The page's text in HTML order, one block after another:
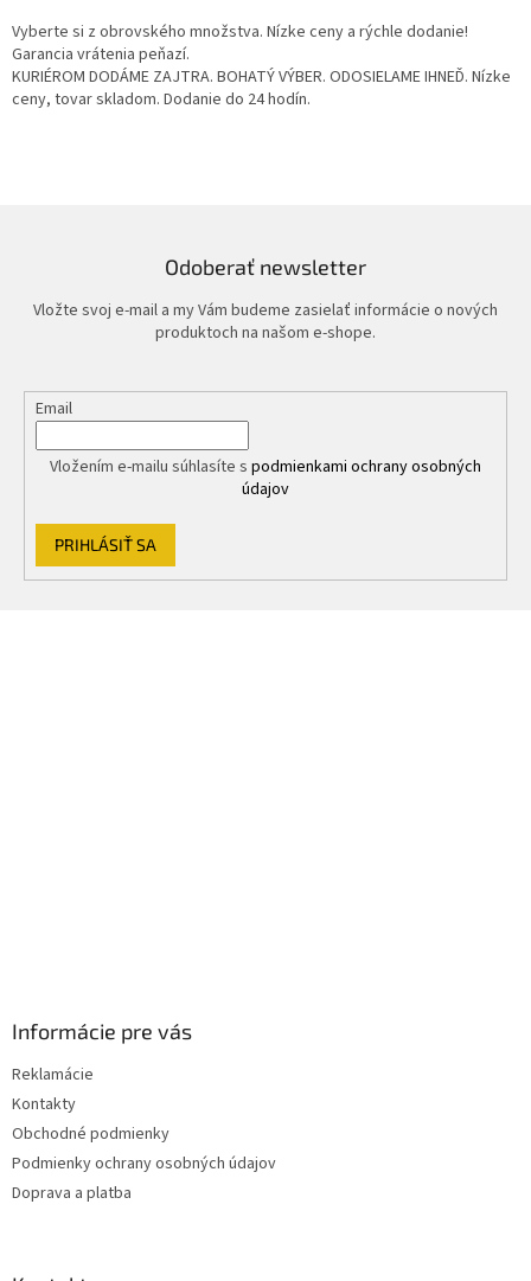
a
i
e
ý
p
i
s
v
n
i
e
Vyberte si z obrovského množstva. Nízke ceny a rýchle dodanie!
Garancia vrátenia peňazí.
KURIÉROM DODÁME ZAJTRA. BOHATÝ VÝBER. ODOSIELAME IHNEĎ. Nízke
ceny, tovar skladom. Dodanie do 24 hodín.
Odoberať newsletter
Vložte svoj e-mail a my Vám budeme zasielať informácie o nových
produktoch na našom e-shope.
Email
Vložením e-mailu súhlasíte s podmienkami ochrany osobných
údajov
PRIHLÁSIŤ SA
Informácie pre vás
Reklamácie
Kontakty
Obchodné podmienky
Podmienky ochrany osobných údajov
Doprava a platba